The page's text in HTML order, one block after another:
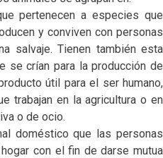
pertenecen a especies que
y conviven con personas
salvaje. Tienen también esta
se crían para la producción de
útil para el ser humano,
trabajan en la agricultura o en
o de ocio.
doméstico que las personas
con el fin de darse mutua